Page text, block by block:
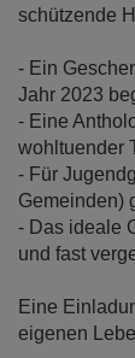
schützende
- Ein
Jahr 2023
- Eine
wohltuender
- Für
Gemeinden)
- Das ideale
und fast
Eine
eigenen